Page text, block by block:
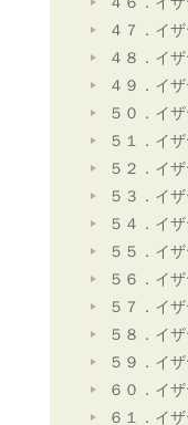
４７．イ
４８．イ
４９．イ
５０．イ
５１．イ
５２．イ
５３．イ
５４．イ
５５．イ
５６．イ
５７．イ
５８．イ
５９．イ
６０．イ
６１．イ